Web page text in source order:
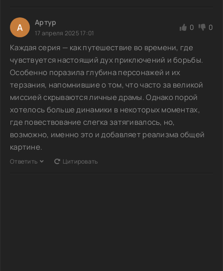
А Артур
17 апреля 2025 17:01
0 0
Каждая серия — как путешествие во времени, где
чувствуется настоящий дух приключений и борьбы.
Особенно поразила глубина персонажей и их
терзания, напомнившие о том, что часто за великой
миссией скрываются личные драмы. Однако порой
хотелось больше динамики в некоторых моментах,
где повествование слегка затягивалось, но,
возможно, именно это и добавляет реализма общей
картине.
Ответить Цитировать